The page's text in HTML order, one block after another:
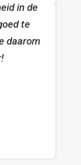
in de
te
daarom